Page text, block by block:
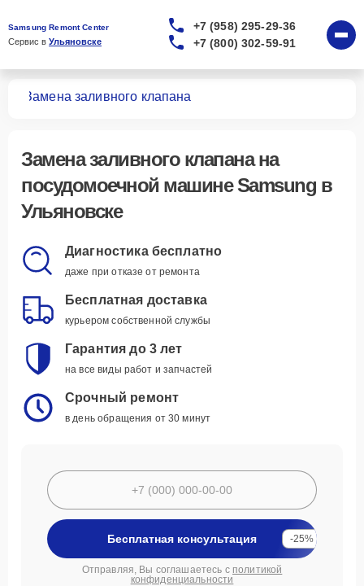
Samsung Remont Center
Сервис в Ульяновске
+7 (958) 295-29-36
+7 (800) 302-59-91
Замена заливного клапана
Замена заливного клапанана
посудомоечной машине Samsung в
Ульяновске
Диагностика бесплатно
даже при отказе от ремонта
Бесплатная доставка
курьером собственной службы
Гарантия до 3 лет
на все виды работ и запчастей
Срочный ремонт
в день обращения от 30 минут
Бесплатная консультация -25%
Отправляя, Вы соглашаетесь с политикой
конфиденциальности